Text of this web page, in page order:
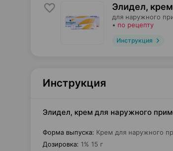
Элидел, крем
для наружного
• по рецепту
Инструкция
Инструкция
Элидел, крем для наружного
Форма выпуска: Крем для наружного
Дозировка: 1% 15 г